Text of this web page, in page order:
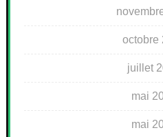
octobre
juillet
mai
mai